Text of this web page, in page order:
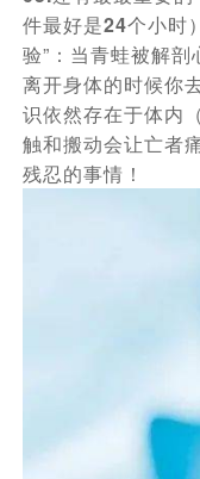
件最好是24个小时
验”：当青蛙被解
离开身体的时候你
识依然存在于体内
触和搬动会让亡者
残忍的事情！